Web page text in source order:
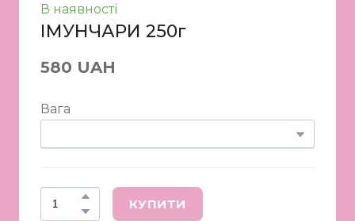
В наявності
ІМУНЧАРИ 250г
580 UAH
Вага
КУПИТИ